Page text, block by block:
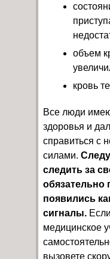
объем
кровь
Все люди
здоровья и
справиться с
силами.
следить за
обязательно
появились
сигналы.
медицинское
вызовете